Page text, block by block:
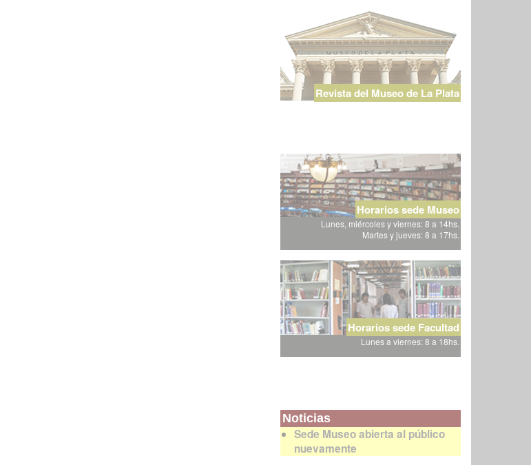
Revista del Museo de La Plata
Horarios sede Museo
Lunes, miércoles y viernes: 8 a 14hs.
Martes y jueves: 8 a 17hs.
Horarios sede Facultad
Lunes a viernes: 8 a 18hs.
Noticias
Sede Museo abierta al público
nuevamente